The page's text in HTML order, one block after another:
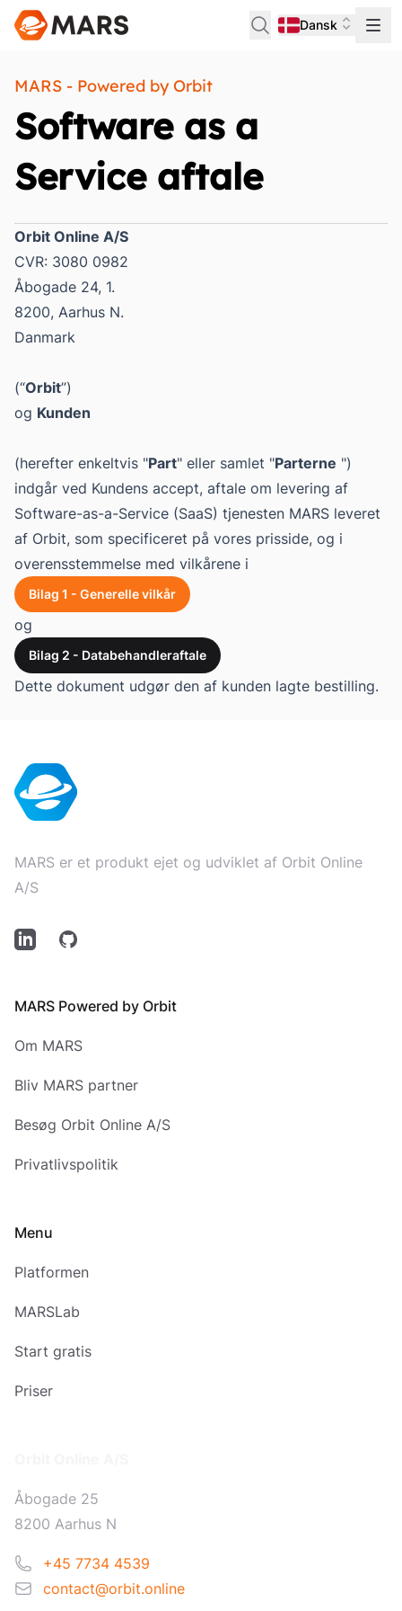
Dansk
MARS - Powered by Orbit
Software as a
Service aftale
Orbit Online A/S
CVR: 3080 0982
Åbogade 24, 1.
8200, Aarhus N.
Danmark
(“Orbit”)
og Kunden
(herefter enkeltvis "Part" eller samlet "Parterne ")
indgår ved Kundens accept, aftale om levering af
Software-as-a-Service (SaaS) tjenesten MARS leveret
af Orbit, som specificeret på vores prisside, og i
overensstemmelse med vilkårene i
Bilag 1 - Generelle vilkår
og
Bilag 2 - Databehandleraftale
Dette dokument udgør den af kunden lagte bestilling.
MARS er et produkt ejet og udviklet af Orbit Online
A/S
LinkedInGithub
MARS Powered by Orbit
Om MARS
Bliv MARS partner
Besøg Orbit Online A/S
Privatlivspolitik
Menu
Platformen
MARSLab
Start gratis
Priser
Åbogade 25
8200 Aarhus N
Telefon+45 7734 4539
Emailcontact@orbit.online